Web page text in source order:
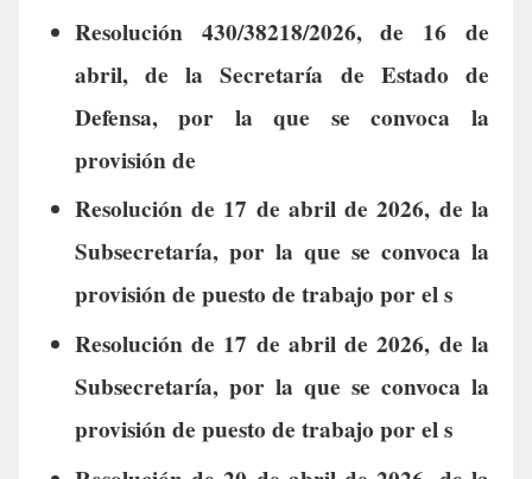
Resolución 430/38218/2026, de 16 de
abril, de la Secretaría de Estado de
Defensa, por la que se convoca la
provisión de
Resolución de 17 de abril de 2026, de la
Subsecretaría, por la que se convoca la
provisión de puesto de trabajo por el s
Resolución de 17 de abril de 2026, de la
Subsecretaría, por la que se convoca la
provisión de puesto de trabajo por el s